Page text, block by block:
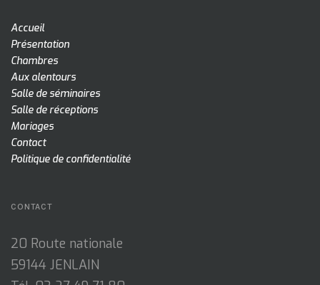
Accueil
Présentation
Chambres
Aux alentours
Salle de séminaires
Salle de réceptions
Mariages
Contact
Politique de confidentialité
CONTACT
20 Route nationale
59144 JENLAIN